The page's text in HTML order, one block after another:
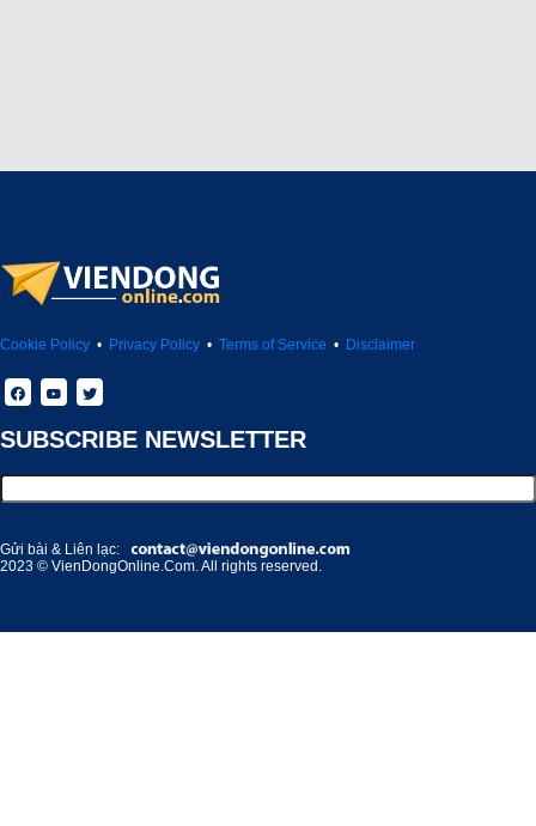
Cookie Policy • Privacy Policy • Terms of Service • Disclaimer
SUBSCRIBE NEWSLETTER
Gửi bài & Liên lạc:
2023 © VienDongOnline.Com. All rights reserved.